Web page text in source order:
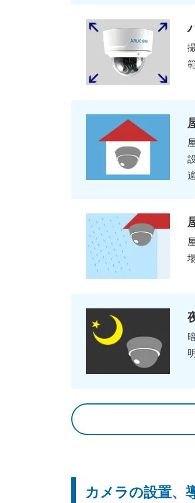
カメラの設置、